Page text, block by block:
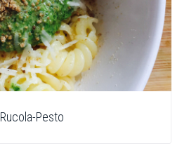
Rucola-Pesto